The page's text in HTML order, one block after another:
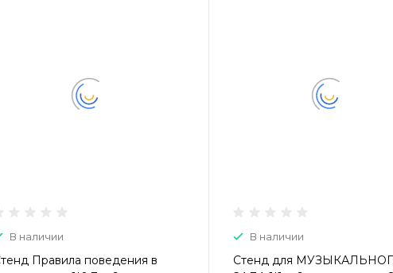
В наличии
Правила поведения в
В наличии
Стенд для